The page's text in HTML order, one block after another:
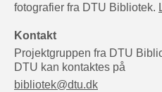
fotografier fra DTU Bibliotek.
Kontakt
Projektgruppen fra DTU
DTU kan kontaktes på
bibliotek@dtu.dk